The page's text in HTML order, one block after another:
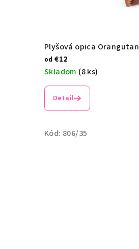
Plyšová opica Orangutan
od €12
Skladom (8 ks)
Detail
Kód: 806/35